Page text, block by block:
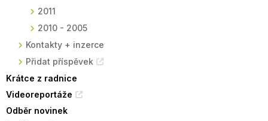
2011
2010 - 2005
Kontakty + inzerce
Přidat příspěvek
Krátce z radnice
Videoreportáže
Odběr novinek